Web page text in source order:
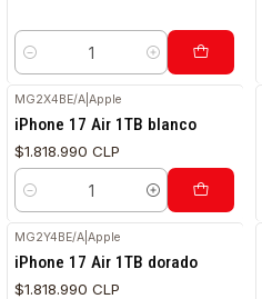
Cantidad
MG2X4BE/A |Apple
iPhone 17 Air 1TB blanco
$1.818.990 CLP
Cantidad
MG2Y4BE/A |Apple
iPhone 17 Air 1TB dorado
$1.818.990 CLP